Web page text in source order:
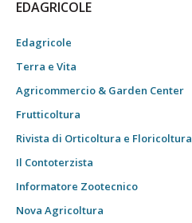
EDAGRICOLE
Edagricole
Terra e Vita
Agricommercio & Garden Center
Frutticoltura
Rivista di Orticoltura e Floricoltura
Il Contoterzista
Informatore Zootecnico
Nova Agricoltura